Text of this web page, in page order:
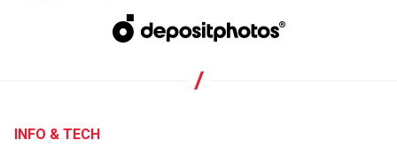
INFO & TECH